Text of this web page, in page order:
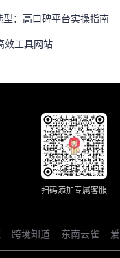
：高口碑平台实操指南
效工具网站
扫码添加专属客服
跨境知道 东南云雀